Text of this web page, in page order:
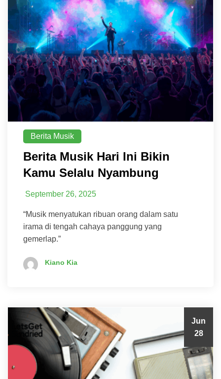
Berita Musik
Berita Musik Hari Ini Bikin
Kamu Selalu Nyambung
September 26, 2025
“Musik menyatukan ribuan orang dalam satu
irama di tengah cahaya panggung yang
gemerlap.”
Kiano Kia
Jun
28